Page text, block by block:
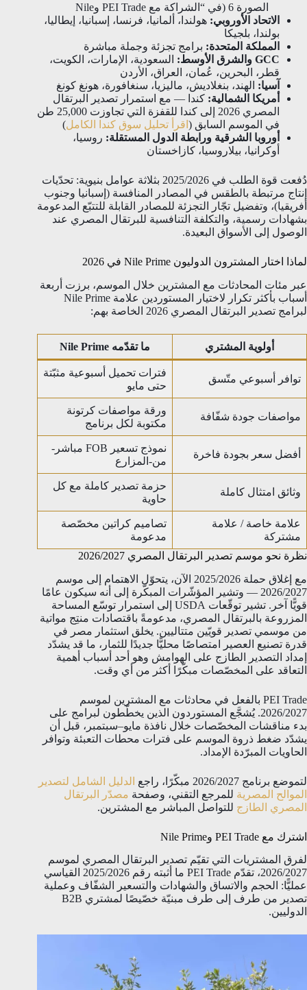
الصورة 6 (في “الشراكة مع PEI Trade وNile
الاتحاد الأوروبي: هولندا، ألمانيا، فرنسا، إسبانيا، إيطاليا،
بولندا، بلجيكا
المملكة المتحدة: برامج تجزئة وجملة مباشرة
GCC والشرق الأوسط:
السعودية، الإمارات، الكويت،
قطر، البحرين، عُمان، العراق، الأردن
آسيا: الهند، بنغلاديش، ماليزيا، سنغافورة، هونغ كونغ
أمريكا الشمالية: كندا — مع استمرار تصدير البرتقال
المصري 2026 إلى كندا للقفزة التي تجاوزت 25,000 طن
في الموسم السابق ( اقرأ تحليل سوق كندا الكامل)
أوروبا الشرقية ورابطة الدول المستقلة: روسيا،
أوكرانيا، بيلاروسيا، كازاخستان
دُفعت قوة الطلب في 2025/2026 بثلاثة عوامل بنيوية: تحدّيات
إنتاج مرتبطة بالطقس في المصادر المنافسة (إسبانيا وجنوب
أفريقيا)، وتفضيل تجّار التجزئة للمصادر القابلة للتتبّع المدعومة
بشهادات رسمية، والتكلفة التنافسية للبرتقال المصري عند
الوصول إلى الأسواق البعيدة.
لماذا اختار المشترون الدوليون Nile Prime في 2026
عبر مئات المحادثات مع المشترين خلال الموسم، برزت أربعة
أسباب بأكثر تكرار لاختيار المستوردين علامة Nile Prime
لبرامج تصدير البرتقال المصري 2026 الخاصة بهم:
أولوية المشتري ما تقدّمه Nile Prime
توافر أسبوعي متّسق
فترات تحميل أسبوعية مثبّتة
حتى مايو
مواصفات جودة شفّافة
ورقة مواصفات كرتونة
مكتوبة لكل برنامج
أفضل سعر بجودة فاخرة
نموذج تسعير FOB مباشر-
من-المزارع
وثائق امتثال كاملة
حزمة تصدير كاملة مع كل
حاوية
علامة خاصة / علامة
مشتركة
تصاميم كراتين مخصّصة
مدعومة
نظرة نحو موسم تصدير البرتقال المصري 2026/2027
مع إغلاق حملة 2025/2026 الآن، يتحوّل الاهتمام إلى موسم
2026/2027 — وتشير المؤشّرات المبكّرة إلى أنه سيكون عامًا
قويًّا آخر. تشير توقّعات USDA إلى استمرار توسّع المساحة
المزروعة بالبرتقال المصري، مدعومةً باقتصادات منتِج مواتية
من موسمي تصدير قويّين متتاليين. يخلق استثمار مصر في
قدرة تصنيع العصير امتصاصًا محليًّا جديدًا للثمار، ما قد يشدّد
إمداد التصدير الطازج على الهوامش وهو أحد أسباب أهمية
التعاقد على المخصّصات مبكّرًا أكثر من أي وقت.
PEI Trade بالفعل في محادثات مع المشترين لموسم
2026/2027. يُشجَّع المستوردون الذين يخطّطون لبرامج على
بدء مناقشات المخصّصات خلال نافذة مايو–سبتمبر، قبل أن
يشدّد ضغط ذروة الموسم على فترات محطات التعبئة وتوافر
الحاويات المبرّدة الإمداد.
لتموضع برنامج 2026/2027 مبكّرًا، راجع
الدليل الشامل لتصدير
الموالح المصرية للمرجع التقني، وصفحة مصدّر البرتقال
المصري الطازج للتواصل المباشر مع المشترين.
اشترك مع PEI Trade وNile Prime
لفرق المشتريات التي تقيّم تصدير البرتقال المصري لموسم
2026/2027، تقدّم PEI Trade ما أثبته رقم 2025/2026 القياسي
عمليًّا: الحجم والاتساق والشهادات والتسعير الشفّاف وعملية
تصدير من طرف إلى طرف مبنيّة خصّيصًا لمشتري B2B
الدوليين.